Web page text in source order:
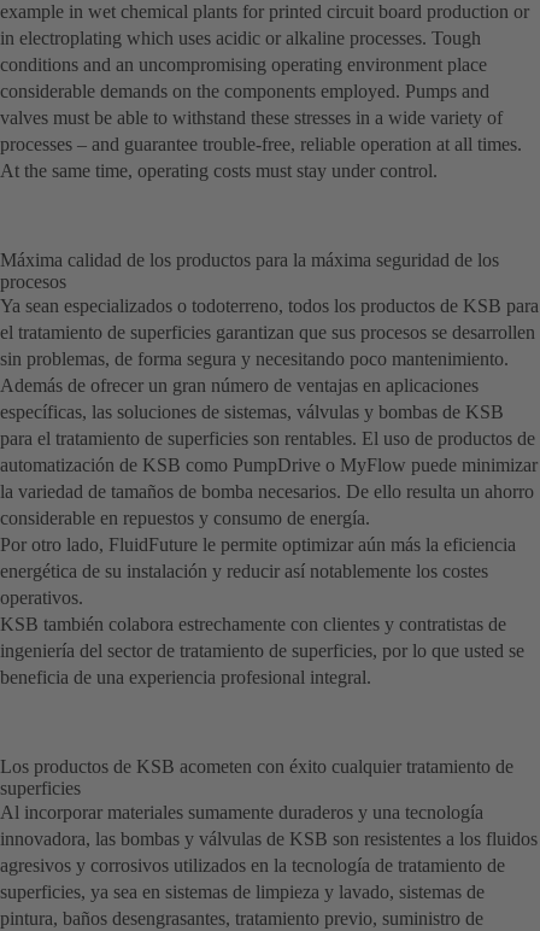
example in wet chemical plants for printed circuit board production or
in electroplating which uses acidic or alkaline processes. Tough
conditions and an uncompromising operating environment place
considerable demands on the components employed. Pumps and
valves must be able to withstand these stresses in a wide variety of
processes – and guarantee trouble-free, reliable operation at all times.
At the same time, operating costs must stay under control.
Máxima calidad de los productos para la máxima seguridad de los
procesos
Ya sean especializados o todoterreno, todos los productos de KSB para
el tratamiento de superficies garantizan que sus procesos se desarrollen
sin problemas, de forma segura y necesitando poco mantenimiento.
Además de ofrecer un gran número de ventajas en aplicaciones
específicas, las soluciones de sistemas, válvulas y bombas de KSB
para el tratamiento de superficies son rentables. El uso de productos de
automatización de KSB como PumpDrive o MyFlow puede minimizar
la variedad de tamaños de bomba necesarios. De ello resulta un ahorro
considerable en repuestos y consumo de energía.
Por otro lado, FluidFuture le permite optimizar aún más la eficiencia
energética de su instalación y reducir así notablemente los costes
operativos.
KSB también colabora estrechamente con clientes y contratistas de
ingeniería del sector de tratamiento de superficies, por lo que usted se
beneficia de una experiencia profesional integral.
Los productos de KSB acometen con éxito cualquier tratamiento de
superficies
Al incorporar materiales sumamente duraderos y una tecnología
innovadora, las bombas y válvulas de KSB son resistentes a los fluidos
agresivos y corrosivos utilizados en la tecnología de tratamiento de
superficies, ya sea en sistemas de limpieza y lavado, sistemas de
pintura, baños desengrasantes, tratamiento previo, suministro de